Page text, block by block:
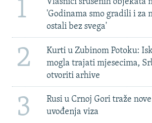
1
Vlasnici srušenih objekata
'Godinama smo gradili i za
ostali bez svega'
2
Kurti u Zubinom Potoku:
mogla trajati mjesecima,
otvoriti arhive
3
Rusi u Crnoj Gori traže
uvođenja viza